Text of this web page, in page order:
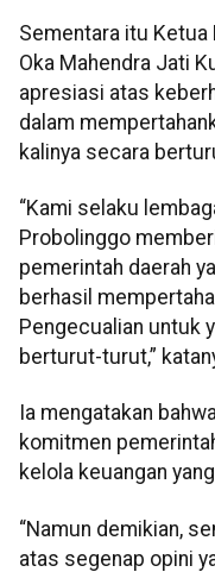
Sementara itu Ketua
Oka Mahendra Jati
apresiasi atas
dalam
kalinya secara
“Kami selaku
Probolinggo
pemerintah daerah
berhasil
Pengecualian untuk
berturut-turut,”
Ia mengatakan
komitmen
kelola keuangan
“Namun demikian,
atas segenap opini